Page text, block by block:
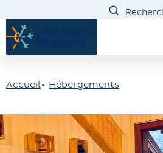
Accueil Hébergements